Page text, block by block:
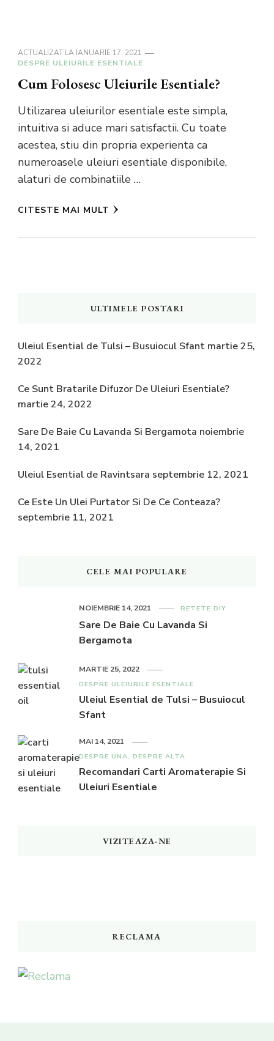
ACTUALIZAT LA IANUARIE 17, 2021
DESPRE ULEIURILE ESENTIALE
Cum Folosesc Uleiurile Esentiale?
Utilizarea uleiurilor esentiale este simpla,
intuitiva si aduce mari satisfactii. Cu toate
acestea, stiu din propria experienta ca
numeroasele uleiuri esentiale disponibile,
alaturi de combinatiile …
CITESTE MAI MULT
ULTIMELE POSTARI
Uleiul Esential de Tulsi – Busuiocul Sfant martie 25,
2022
Ce Sunt Bratarile Difuzor De Uleiuri Esentiale?
martie 24, 2022
Sare De Baie Cu Lavanda Si Bergamota noiembrie
14, 2021
Uleiul Esential de Ravintsara septembrie 12, 2021
Ce Este Un Ulei Purtator Si De Ce Conteaza?
septembrie 11, 2021
CELE MAI POPULARE
RETETE DIY
Sare De Baie Cu Lavanda Si
Bergamota
NOIEMBRIE 14, 2021
DESPRE ULEIURILE ESENTIALE
Uleiul Esential de Tulsi – Busuiocul
Sfant
MARTIE 25, 2022
DESPRE UNA, DESPRE ALTA
Recomandari Carti Aromaterapie Si
Uleiuri Esentiale
MAI 14, 2021
VIZITEAZA-NE
RECLAMA